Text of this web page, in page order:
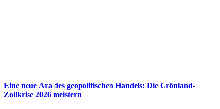
Eine neue Ära des geopolitischen Handels: Die Grönland-
Zollkrise 2026 meistern